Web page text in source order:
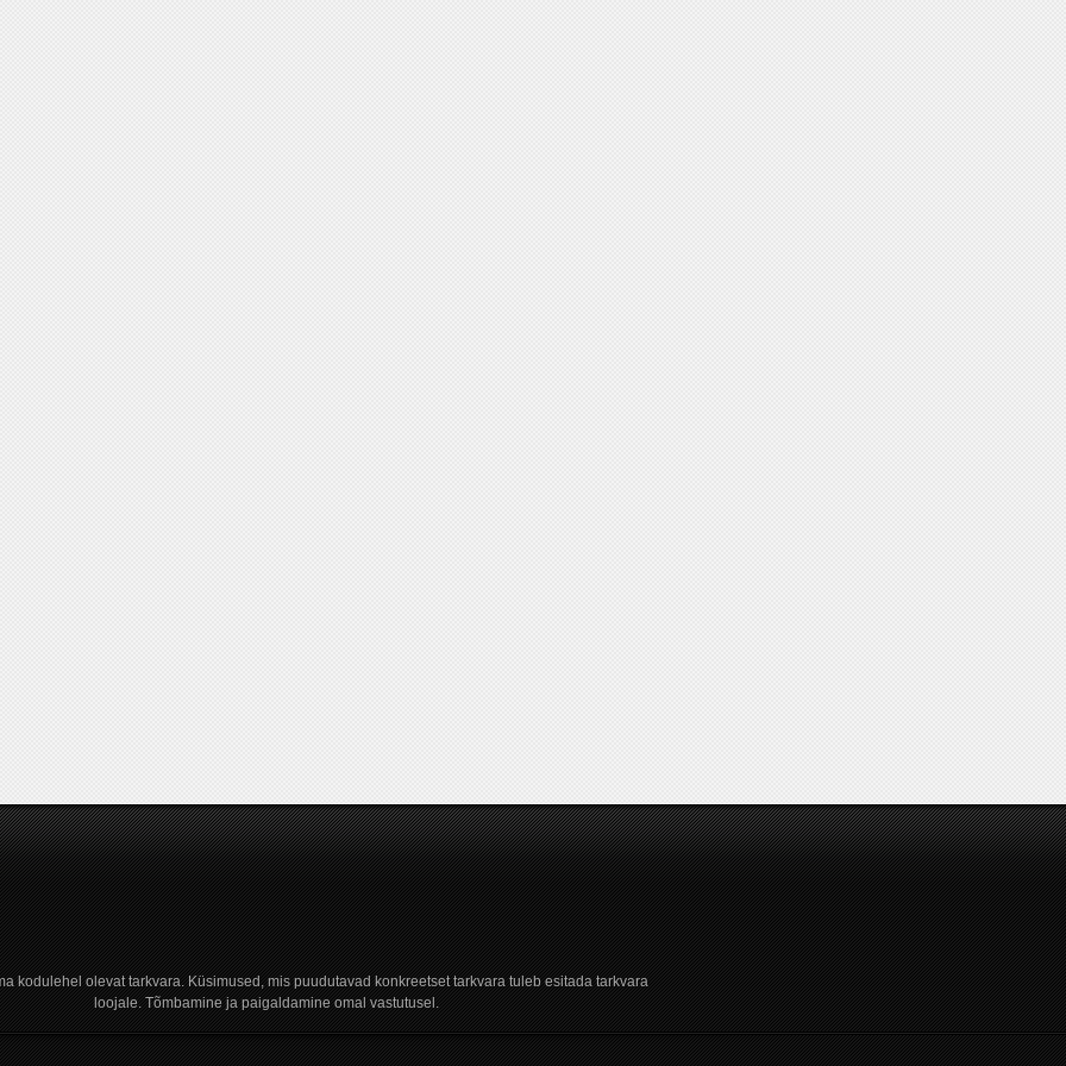
kodulehel olevat tarkvara. Küsimused, mis puudutavad konkreetset tarkvara tuleb esitada tarkvara
loojale. Tõmbamine ja paigaldamine omal vastutusel.